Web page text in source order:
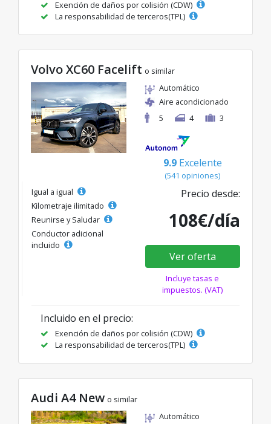
Exención de daños por colisión (CDW)
La responsabilidad de terceros(TPL)
Volvo XC60 Facelift o similar
Automático
Aire acondicionado
5
4 3
9.9 Excelente
(541 opiniones)
Igual a igual
Kilometraje ilimitado
Reunirse y Saludar
Conductor adicional
incluido
Precio desde:
108€/día
Ver oferta
Incluye tasas e
impuestos. (VAT)
Incluido en el precio:
Exención de daños por colisión (CDW)
La responsabilidad de terceros(TPL)
Audi A4 New o similar
Automático